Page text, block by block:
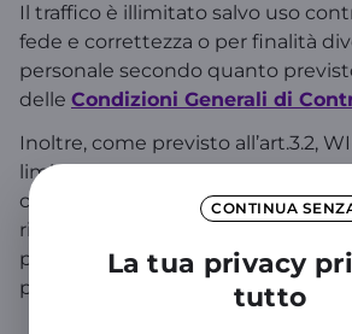
CONTINUA
La tua privacy
tutto
Il traffico è illimitato salvo uso
fede e correttezza o per finalità
personale secondo quanto
delle Condizioni Generali di
Inoltre, come previsto all’art.3.2,
limitare temporaneamente la
connessione dati in caso di utilizzo
risorse di rete e/o in zone con un
particolarmente elevato di
pregiudicare le prestazioni della